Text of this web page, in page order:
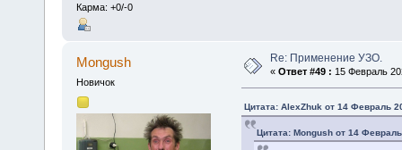
Карма: +0/-0
Mongush
Новичок
Re: Применение УЗО.
« Ответ #49 : 15 Февраль
Цитата: AlexZhuk от 14 Февраль
Цитата: Mongush от 14